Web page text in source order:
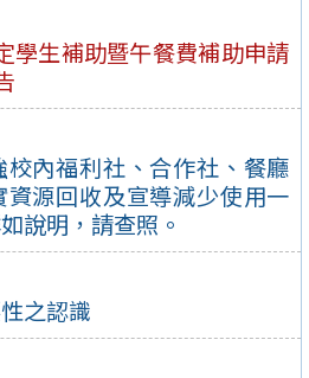
學生補助暨午餐費補助申請
內福利社、合作社、餐廳
源回收及宣導減少使用一
說明，請查照。
之認識